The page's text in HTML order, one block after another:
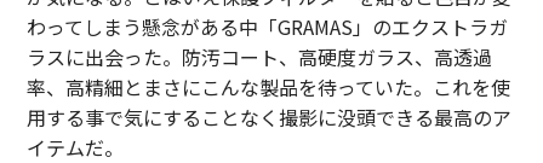
わってしまう懸念がある中「GRAMAS」のエクストラガ
ラスに出会った。防汚コート、高硬度ガラス、高透過
率、高精細とまさにこんな製品を待っていた。これを使
用する事で気にすることなく撮影に没頭できる最高のア
イテムだ。